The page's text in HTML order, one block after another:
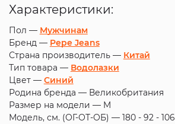
Характеристики:
Пол — Мужчинам
Бренд — Pepe Jeans
Страна производитель — Китай
Тип товара — Водолазки
Цвет — Синий
Родина бренда — Великобритания
Размер на модели — M
Модель, см. (ОГ-ОТ-ОБ) — 180 - 92 - 106